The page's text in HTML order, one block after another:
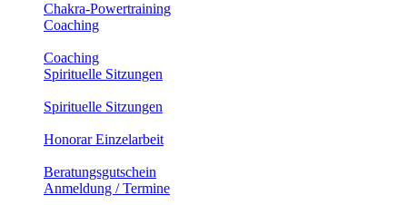
Chakra-Powertraining
Coaching
Coaching
Spirituelle Sitzungen
Spirituelle Sitzungen
Honorar Einzelarbeit
Beratungsgutschein
Anmeldung / Termine